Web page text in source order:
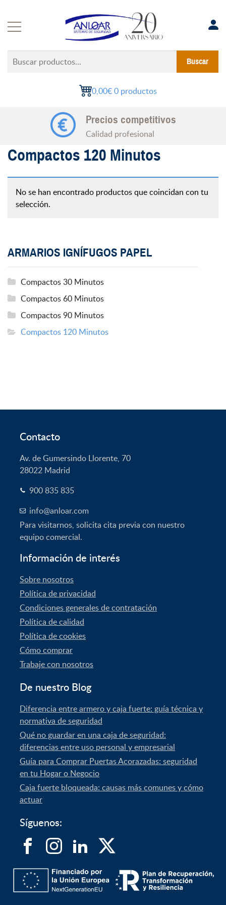
contenido
Buscar
productos...
Buscar
0,00€0 productos
Precios competitivos
Calidad profesional
Compactos 120 Minutos
No se han encontrado productos que coincidan con tu
selección.
ARMARIOS IGNÍFUGOS PAPEL
Compactos 30 Minutos
Compactos 60 Minutos
Compactos 90 Minutos
Compactos 120 Minutos
Contacto
Av. de Gumersindo Llorente, 70
28022 Madrid
900 835 835
info@anloar.com
Para visitarnos, solicita cita previa con nuestro
equipo comercial.
Información de interés
Sobre nosotros
Política de privacidad
Condiciones generales de contratación
Política de calidad
Política de cookies
Cómo comprar
Trabaje con nosotros
De nuestro Blog
Diferencia entre armero y caja fuerte: guía técnica y
normativa de seguridad
Qué no guardar en una caja de seguridad:
diferencias entre uso personal y empresarial
Guía para Comprar Puertas Acorazadas: seguridad
en tu Hogar o Negocio
Caja fuerte bloqueada: causas más comunes y cómo
actuar
Síguenos: